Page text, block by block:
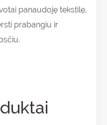
panaudoję tekstilę,
prabangiu ir